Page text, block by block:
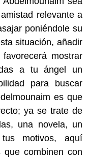
relevante a
poniéndole su
situación, añadir
mostrar
a tu ángel un
para buscar
es que
ya se trate de
una novela, un
motivos, aquí
que combinen con